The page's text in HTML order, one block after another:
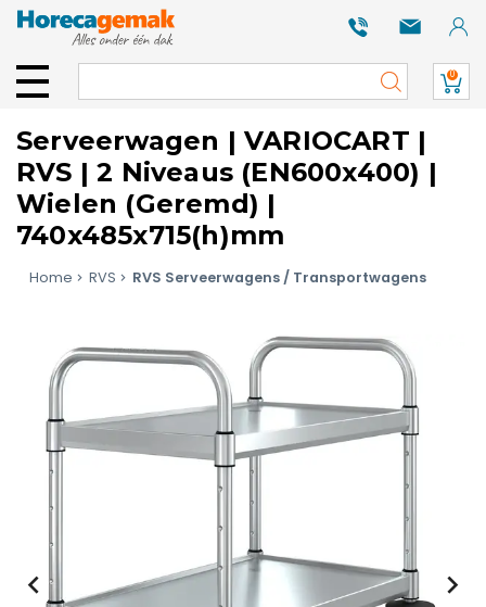
0
Serveerwagen | VARIOCART |
RVS | 2 Niveaus (EN600x400) |
Wielen (Geremd) |
740x485x715(h)mm
Home RVS RVS Serveerwagens / Transportwagens